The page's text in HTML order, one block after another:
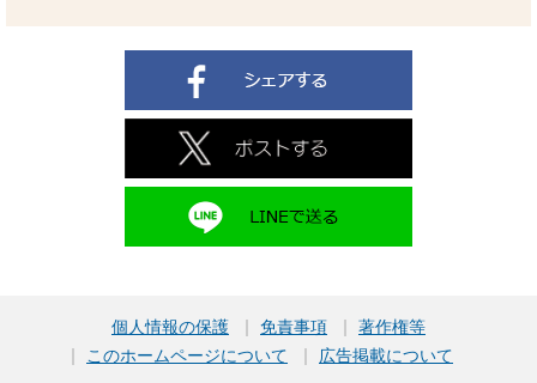
個人情報の保護 免責事項
著作権等
このホームページについて
広告掲載について